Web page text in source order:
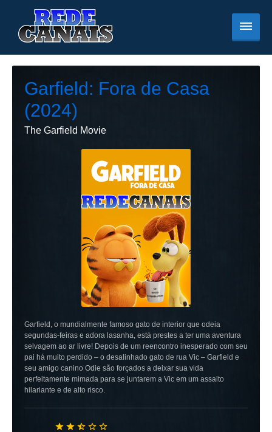
Garfield: Fora de Casa
(2024)
The Garfield Movie
Garfield, o mundialmente famoso gato de interior que odeia
segundas-feiras e adora lasanha, está prestes a ter uma aventura
selvagem ao ar livre! Depois de um reencontro inesperado com seu
pai há muito perdido – o desalinhado gato de rua Vic – Garfield e
seu amigo canino Odie são forçados a deixar sua vida
perfeitamente mimada para se juntarem a Vic em um assalto
hilariante e de alto risco.